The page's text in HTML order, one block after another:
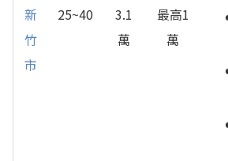
新
竹
市
25~40
3.1
萬
最高1
萬